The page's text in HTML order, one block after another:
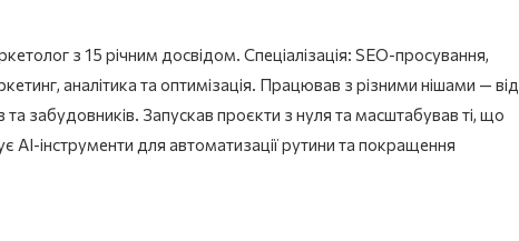
з 15 річним досвідом. Спеціалізація: SEO-просування,
аналітика та оптимізація. Працював з різними нішами — від
забудовників. Запускав проєкти з нуля та масштабував ті, що
інструменти для автоматизації рутини та покращення